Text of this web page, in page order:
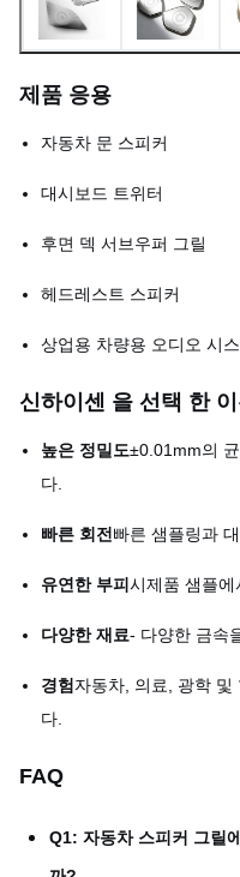
최소 구멍 지름
개방면적 비율
표면 마감
제품 응용
자동차 문 스피커
대시보드 트위터
후면 덱 서브우퍼 그릴
헤드레스트 스피커
상업용 차량용 오디오 시
신하이센 을 선택 한
높은 정밀도±0.01mm의
다.
빠른 회전빠른 샘플링과
유연한 부피시제품 샘플에
다양한 재료- 다양한 금속
경험자동차, 의료, 광학 및
다.
FAQ
Q1: 자동차 스피커 그릴